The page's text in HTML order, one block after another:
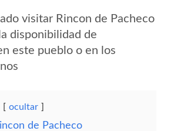
visitar Rincon de Pacheco
disponibilidad de
este pueblo o en los
ocultar
de Pacheco